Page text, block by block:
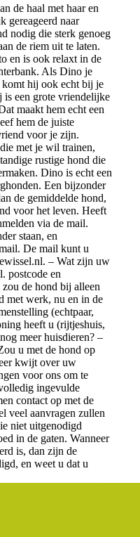
de haal met haar en
gereageerd naar
nodig die sterk genoeg
de riem uit te laten.
en is ook relaxt in de
Als Dino je
hij ook echt bij je
een grote vriendelijke
maakt hem echt een
hem de juiste
voor je zijn.
met je wil trainen,
rustige hond die
Dino is echt een
Een bijzonder
de gemiddelde hond,
voor het leven. Heeft
via de mail.
staan, en
De mail kunt u
. – Wat zijn uw
postcode en
de hond bij alleen
met werk, nu en in de
(echtpaar,
heeft u (rijtjeshuis,
meer huisdieren? –
u met de hond op
kwijt over uw
voor ons om te
ingevulde
contact op met de
veel aanvragen zullen
niet uitgenodigd
in de gaten. Wanneer
is, dan zijn de
en weet u dat u